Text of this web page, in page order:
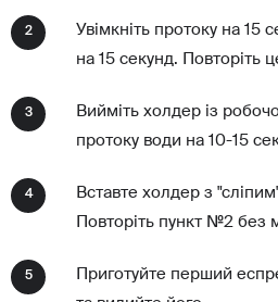
2
Увімкніть протоку на 15
на 15 секунд. Повторіть
3
Вийміть холдер із
протоку води на 10-15
4
Вставте холдер з
Повторіть пункт №2 без
5
Приготуйте перший